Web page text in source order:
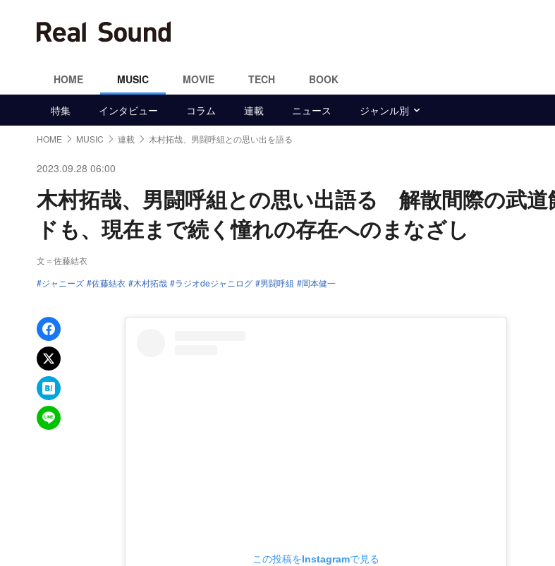
HOME MUSIC MOVIE TECH BOOK
特集 インタビュー コラム 連載 ニュース ジャンル別
HOME MUSIC 連載 木村拓哉、男闘呼組との思い出を語る
2023.09.28 06:00
木村拓哉、男闘呼組との思い出語る 解散間際の武道
ドも、現在まで続く憧れの存在へのまなざし
文＝佐藤結衣
ジャニーズ
佐藤結衣 木村拓哉 ラジオdeジャニログ 男闘呼組 岡本健一
Facebookでシェア
xでポスト
はてなブックマーク
LINEで送る
この投稿をInstagramで見る